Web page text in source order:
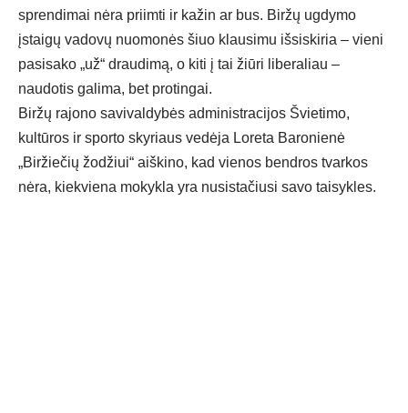
sprendimai nėra priimti ir kažin ar bus. Biržų ugdymo
įstaigų vadovų nuomonės šiuo klausimu išsiskiria – vieni
pasisako „už“ draudimą, o kiti į tai žiūri liberaliau –
naudotis galima, bet protingai.
Biržų rajono savivaldybės administracijos Švietimo,
kultūros ir sporto skyriaus vedėja Loreta Baronienė
„Biržiečių žodžiui“ aiškino, kad vienos bendros tvarkos
nėra, kiekviena mokykla yra nusistačiusi savo taisykles.